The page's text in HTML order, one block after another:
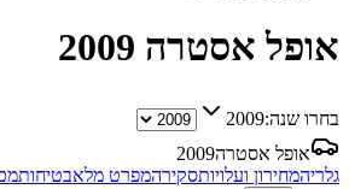
אופל אסטרה 2009
בחרו שנה:2009
אופל אסטרה2009
גלריהמחירון ועלויותסקירהמפרט מלאבטיחות